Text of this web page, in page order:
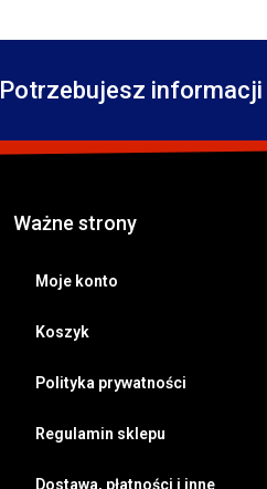
Potrzebujesz
Ważne strony
Moje konto
Koszyk
Polityka prywatności
Regulamin sklepu
Dostawa, płatności i inne